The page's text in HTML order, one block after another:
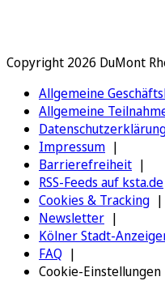
Copyright 2026 DuMont
Allgemeine
Allgemeine
Impressum
Barrierefreiheit
RSS-Feeds auf ksta.de
Cookies & Tracking
Newsletter
Kölner Stadt-
FAQ
Cookie-Einstellungen